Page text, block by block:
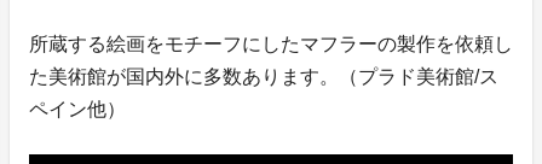
所蔵する絵画をモチーフにしたマフラーの製作を依頼し
た美術館が国内外に多数あります。（プラド美術館/ス
ペイン他）